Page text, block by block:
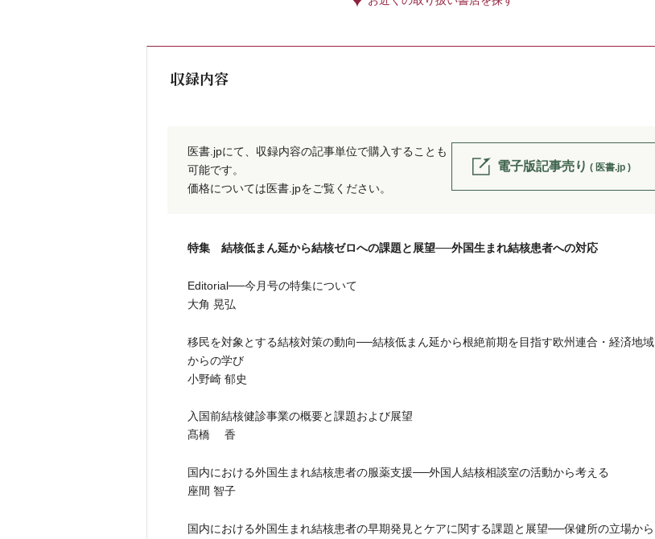
収録内容
医書.jpにて、収録内容の記事単位で購入することも
可能です。
価格については医書.jpをご覧ください。
電子版記事売り ( 医書.jp )
特集 結核低まん延から結核ゼロへの課題と展望──外国生まれ結核患者への対応
Editorial──今月号の特集について
大角 晃弘
移民を対象とする結核対策の動向──結核低まん延から根絶前期を目指す欧州連合・経済地域
からの学び
小野崎 郁史
入国前結核健診事業の概要と課題および展望
髙橋 香
国内における外国生まれ結核患者の服薬支援──外国人結核相談室の活動から考える
座間 智子
国内における外国生まれ結核患者の早期発見とケアに関する課題と展望──保健所の立場から